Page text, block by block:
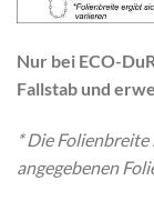
Nur bei ECO-
Fallstab und
* Die
angegebenen